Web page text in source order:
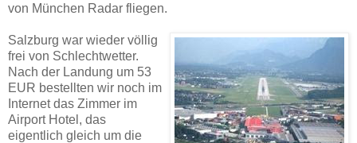
von München Radar fliegen.
Salzburg war wieder völlig
frei von Schlechtwetter.
Nach der Landung um 53
EUR bestellten wir noch im
Internet das Zimmer im
Airport Hotel, das
eigentlich gleich um die